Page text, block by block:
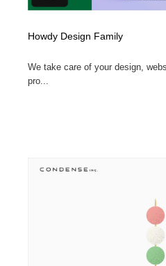
Howdy Design Family
We take care of your design,
pro...